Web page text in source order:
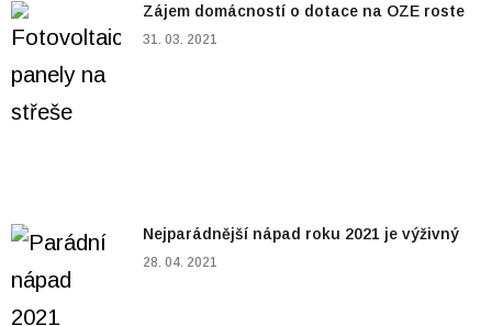
Zájem domácností o dotace na OZE roste
31. 03. 2021
Nejparádnější nápad roku 2021 je výživný
28. 04. 2021